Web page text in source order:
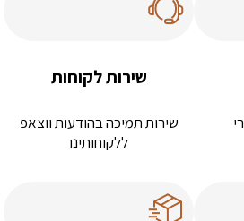
שירות לקוחות
שירות תמיכה בהודעות ווצאפ
ללקוחותינו